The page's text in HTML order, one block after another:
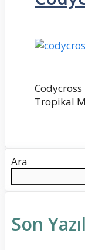
Tropikal
Ara
Son